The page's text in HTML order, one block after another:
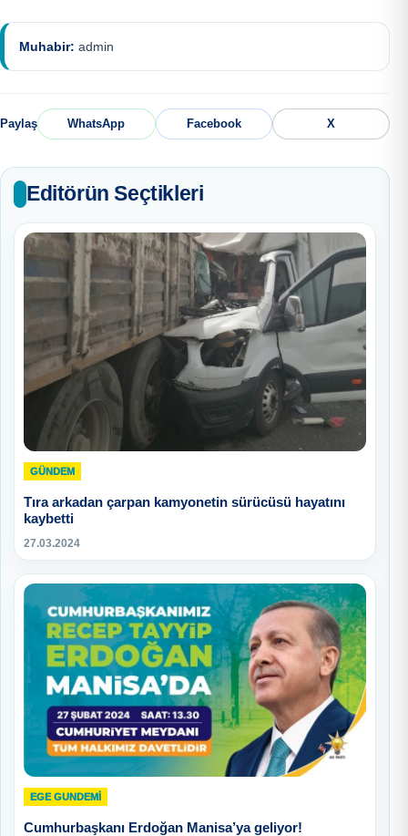
Muhabir: admin
Paylaş WhatsApp Facebook X
Editörün Seçtikleri
GÜNDEM
Tıra arkadan çarpan kamyonetin sürücüsü hayatını
kaybetti
27.03.2024
EGE GUNDEMİ
Cumhurbaşkanı Erdoğan Manisa’ya geliyor!